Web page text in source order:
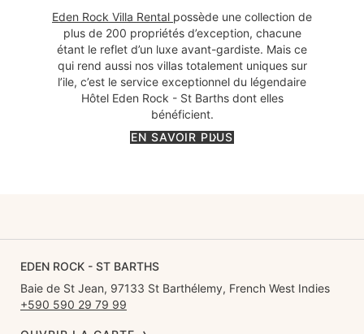
Eden Rock Villa Rental possède une collection de
plus de 200 propriétés d’exception, chacune
étant le reflet d’un luxe avant-gardiste. Mais ce
qui rend aussi nos villas totalement uniques sur
l’ile, c’est le service exceptionnel du légendaire
Hôtel Eden Rock - St Barths dont elles
bénéficient.
EN SAVOIR PLUS
EDEN ROCK - ST BARTHS
Baie de St Jean, 97133 St Barthélemy, French West Indies
+590 590 29 79 99